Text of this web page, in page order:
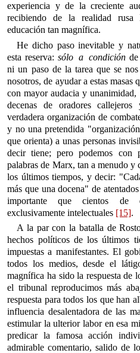
experiencia y de la creciente
recibiendo de la realidad rusa
educación tan magnífica.
He dicho paso inevitable y
esta reserva: sólo a condiciónde
ni un paso de la tarea que se
nosotros, de ayudar a estas masas
con mayor audacia y
decenas de oradores
verdadera organización de
y no una pretendida
que orienta) a unas personas
decir tiene; pero podemos con
palabras de Marx, tan a menudo y
los últimos tiempos, y decir:
más que una docena" de
importante que cientos de
exclusivamente intelectuales [15].
A la par con la batalla de
hechos políticos de los últimos
impuestas a manifestantes. El
todos los medios, desde el
magnífica ha sido la respuesta de
el tribunal reproducimos más
respuesta para todos los que han
influencia desalentadora de las
estimular la ulterior labor en esa
predicar la famosa acción
admirable comentario, salido de